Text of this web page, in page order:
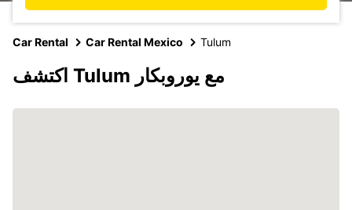
Car Rental Car Rental Mexico Tulum
اكتشف Tulum مع يوروبكار